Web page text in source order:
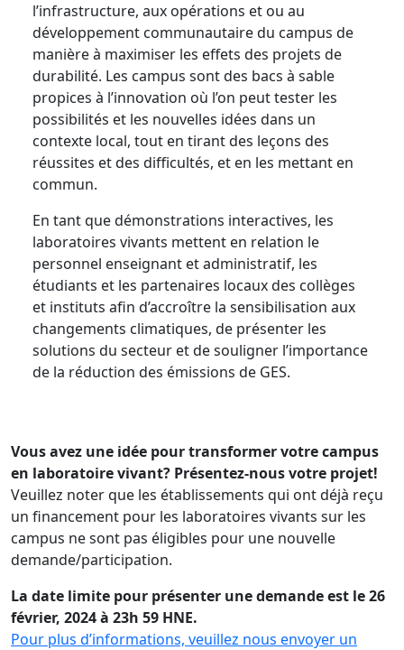
l’infrastructure, aux opérations et ou au
développement communautaire du campus de
manière à maximiser les effets des projets de
durabilité. Les campus sont des bacs à sable
propices à l’innovation où l’on peut tester les
possibilités et les nouvelles idées dans un
contexte local, tout en tirant des leçons des
réussites et des difficultés, et en les mettant en
commun.
En tant que démonstrations interactives, les
laboratoires vivants mettent en relation le
personnel enseignant et administratif, les
étudiants et les partenaires locaux des collèges
et instituts afin d’accroître la sensibilisation aux
changements climatiques, de présenter les
solutions du secteur et de souligner l’importance
de la réduction des émissions de GES.
Vous avez une idée pour transformer votre campus
en laboratoire vivant? Présentez-nous votre projet!
Veuillez noter que les établissements qui ont déjà reçu
un financement pour les laboratoires vivants sur les
campus ne sont pas éligibles pour une nouvelle
demande/participation.
La date limite pour présenter une demande est le 26
février, 2024 à 23h 59 HNE.
Pour plus d’informations, veuillez nous envoyer un